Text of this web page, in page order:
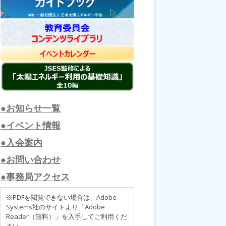
●お知らせ一覧
●イベント情報
●入会案内
●お問い合わせ
●事務局アクセス
※PDFを閲覧できない場合は、Adobe
Systems社のサイトより「Adobe
Reader（無料）」を入手してご利用くだ